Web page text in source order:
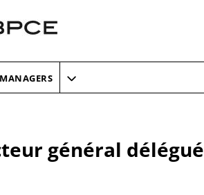
général délégué